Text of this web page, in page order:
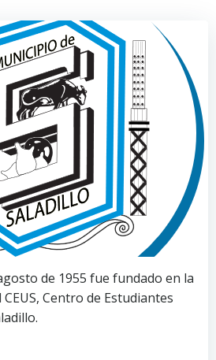
de 1955 fue fundado en la
Centro de Estudiantes